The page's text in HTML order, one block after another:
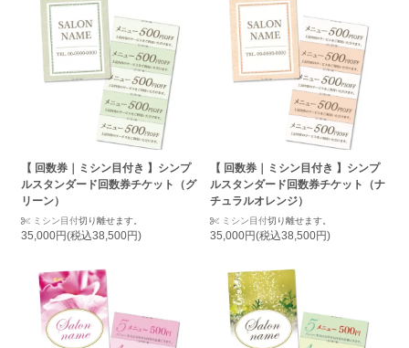
【 回数券｜ミシン目付き 】シンプ
ルスタンダード回数券チケット（グ
リーン）
ミシン目付切り離せます。
35,000円(税込38,500円)
【 回数券｜ミシン目付き 】シンプ
ルスタンダード回数券チケット（ナ
チュラルオレンジ）
ミシン目付切り離せます。
35,000円(税込38,500円)